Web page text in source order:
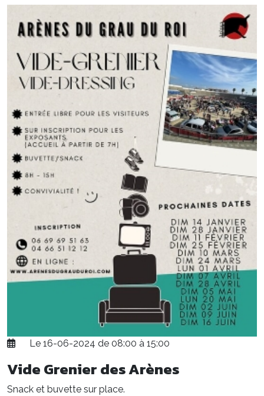
Le 16-06-2024 de 08:00 à 15:00
Vide Grenier des Arènes
Snack et buvette sur place.